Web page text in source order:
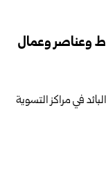
وعناصر وعمال